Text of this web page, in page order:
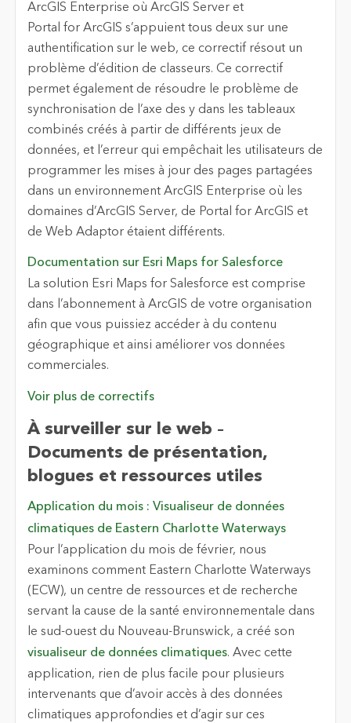
ArcGIS Enterprise où ArcGIS Server et
Portal for ArcGIS s’appuient tous deux sur une
authentification sur le web, ce correctif résout un
problème d’édition de classeurs. Ce correctif
permet également de résoudre le problème de
synchronisation de l’axe des y dans les tableaux
combinés créés à partir de différents jeux de
données, et l’erreur qui empêchait les utilisateurs de
programmer les mises à jour des pages partagées
dans un environnement ArcGIS Enterprise où les
domaines d’ArcGIS Server, de Portal for ArcGIS et
de Web Adaptor étaient différents.
Documentation sur Esri Maps for Salesforce
La solution Esri Maps for Salesforce est comprise
dans l’abonnement à ArcGIS de votre organisation
afin que vous puissiez accéder à du contenu
géographique et ainsi améliorer vos données
commerciales.
Voir plus de correctifs
À surveiller sur le web –
Documents de présentation,
blogues et ressources utiles
Application du mois : Visualiseur de données
climatiques de Eastern Charlotte Waterways
Pour l’application du mois de février, nous
examinons comment Eastern Charlotte Waterways
(ECW), un centre de ressources et de recherche
servant la cause de la santé environnementale dans
le sud-ouest du Nouveau-Brunswick, a créé son
visualiseur de données climatiques. Avec cette
application, rien de plus facile pour plusieurs
intervenants que d’avoir accès à des données
climatiques approfondies et d’agir sur ces